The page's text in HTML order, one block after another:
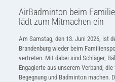
AirBadminton beim
lädt zum Mitmachen ein
Am Samstag, den 13. Juni 2026, ist
Brandenburg wieder beim
vertreten. Mit dabei sind Schläger,
Engagierte aus unserem Verband,
Begegnung und Badminton